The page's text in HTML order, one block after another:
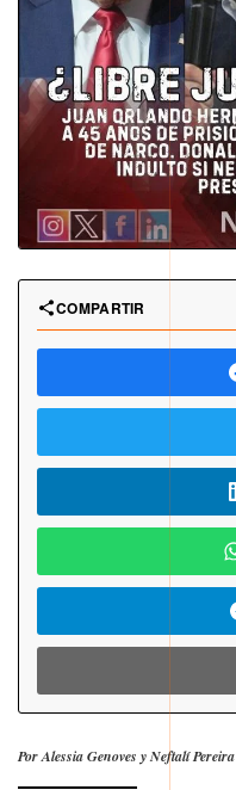
COMPARTIR
Por Alessia Genoves y Neftalí Pereira